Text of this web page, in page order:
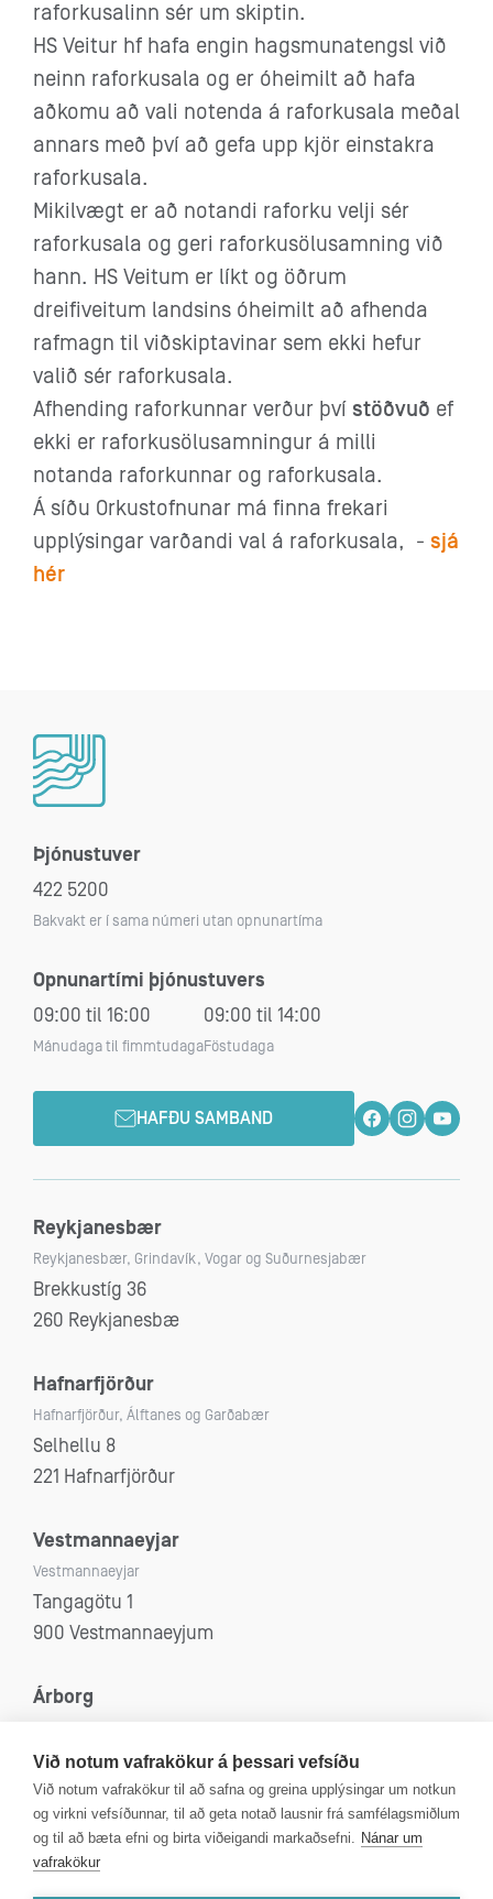
raforkusalinn sér um skiptin.
HS Veitur hf hafa engin hagsmunatengsl við
neinn raforkusala og er óheimilt að hafa
aðkomu að vali notenda á raforkusala meðal
annars með því að gefa upp kjör einstakra
raforkusala.
Mikilvægt er að notandi raforku velji sér
raforkusala og geri raforkusölusamning við
hann. HS Veitum er líkt og öðrum
dreifiveitum landsins óheimilt að afhenda
rafmagn til viðskiptavinar sem ekki hefur
valið sér raforkusala.
Afhending raforkunnar verður því stöðvuð ef
ekki er raforkusölusamningur á milli
notanda raforkunnar og raforkusala.
Á síðu Orkustofnunar má finna frekari
upplýsingar varðandi val á raforkusala, - sjá
hér
Þjónustuver
422 5200
Bakvakt er í sama númeri utan opnunartíma
Opnunartími þjónustuvers
09:00 til 16:00
Mánudaga til fimmtudaga
09:00 til 14:00
Föstudaga
HAFÐU SAMBAND
Reykjanesbær
Reykjanesbær, Grindavík, Vogar og Suðurnesjabær
Brekkustíg 36
260 Reykjanesbæ
Hafnarfjörður
Hafnarfjörður, Álftanes og Garðabær
Selhellu 8
221 Hafnarfjörður
Vestmannaeyjar
Vestmannaeyjar
Tangagötu 1
900 Vestmannaeyjum
Árborg
Eyravegi 53
800 Selfoss
Við notum vafrakökur á þessari vefsíðu
Við notum vafrakökur til að safna og greina upplýsingar um notkun
og virkni vefsíðunnar, til að geta notað lausnir frá samfélagsmiðlum
og til að bæta efni og birta viðeigandi markaðsefni. Nánar um
vafrakökur